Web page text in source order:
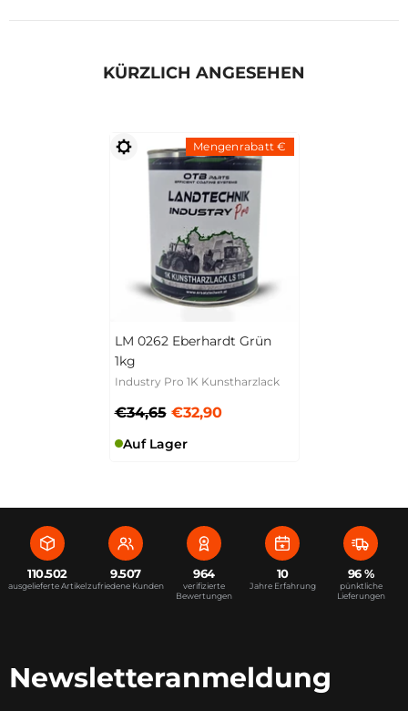
KÜRZLICH ANGESEHEN
Mengenrabatt €
LM 0262 Eberhardt Grün
1kg
Industry Pro 1K Kunstharzlack
€34,65 €32,90
Auf Lager
110.502
ausgelieferte Artikel
9.507
zufriedene Kunden
964
verifizierte
Bewertungen
10
Jahre Erfahrung
96 %
pünktliche
Lieferungen
Newsletteranmeldung